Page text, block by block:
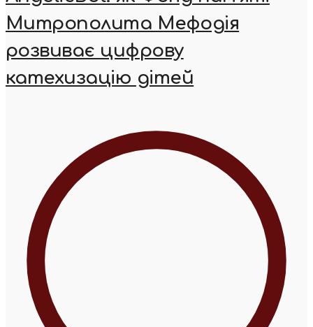
Митрополита Мефодія
розвиває цифрову
катехизацію дітей